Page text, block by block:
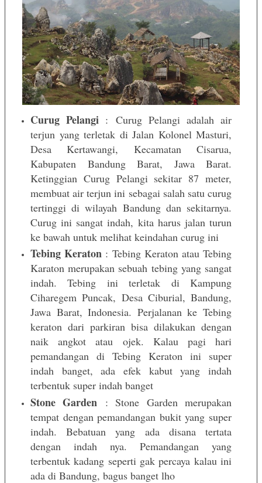
Curug Pelangi : Curug Pelangi adalah air
terjun yang terletak di Jalan Kolonel Masturi,
Desa Kertawangi, Kecamatan Cisarua,
Kabupaten Bandung Barat, Jawa Barat.
Ketinggian Curug Pelangi sekitar 87 meter,
membuat air terjun ini sebagai salah satu curug
tertinggi di wilayah Bandung dan sekitarnya.
Curug ini sangat indah, kita harus jalan turun
ke bawah untuk melihat keindahan curug ini
Tebing Keraton : Tebing Keraton atau Tebing
Karaton merupakan sebuah tebing yang sangat
indah. Tebing ini terletak di Kampung
Ciharegem Puncak, Desa Ciburial, Bandung,
Jawa Barat, Indonesia. Perjalanan ke Tebing
keraton dari parkiran bisa dilakukan dengan
naik angkot atau ojek. Kalau pagi hari
pemandangan di Tebing Keraton ini super
indah banget, ada efek kabut yang indah
terbentuk super indah banget
Stone Garden : Stone Garden merupakan
tempat dengan pemandangan bukit yang super
indah. Bebatuan yang ada disana tertata
dengan indah nya. Pemandangan yang
terbentuk kadang seperti gak percaya kalau ini
ada di Bandung, bagus banget lho